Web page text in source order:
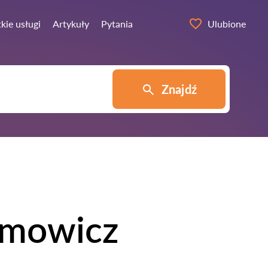
usługi Artykuły Pytania Ulubione
Znajdź